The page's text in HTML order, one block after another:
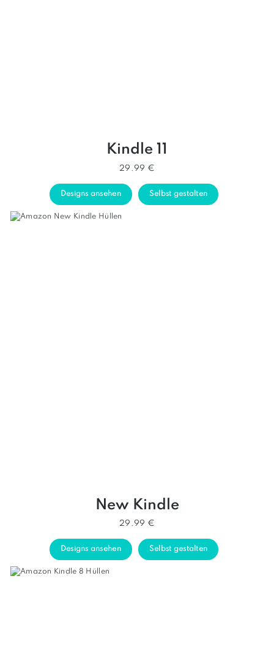
Kindle 11
29.99 €
Designs ansehen Selbst gestalten
New Kindle
29.99 €
Designs ansehen Selbst gestalten